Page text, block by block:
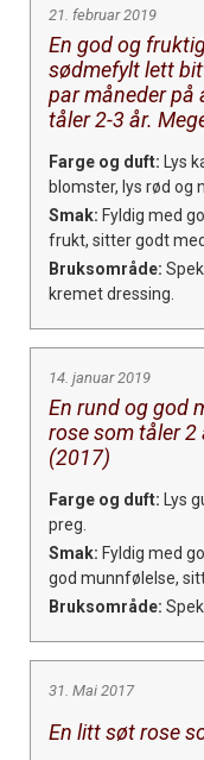
21. februar 2019
En god og
sødmefylt lett
par måneder på
tåler 2-3 år.
Farge og duft: Lys
blomster, lys rød og
Smak: Fyldig med
frukt, sitter godt
Bruksområde:
kremet dressing.
14. januar 2019
En rund og god
rose som tåler 2
(2017)
Farge og duft: Lys
preg.
Smak: Fyldig med
god munnfølelse,
Bruksområde:
31. Mai 2017
En litt søt rose